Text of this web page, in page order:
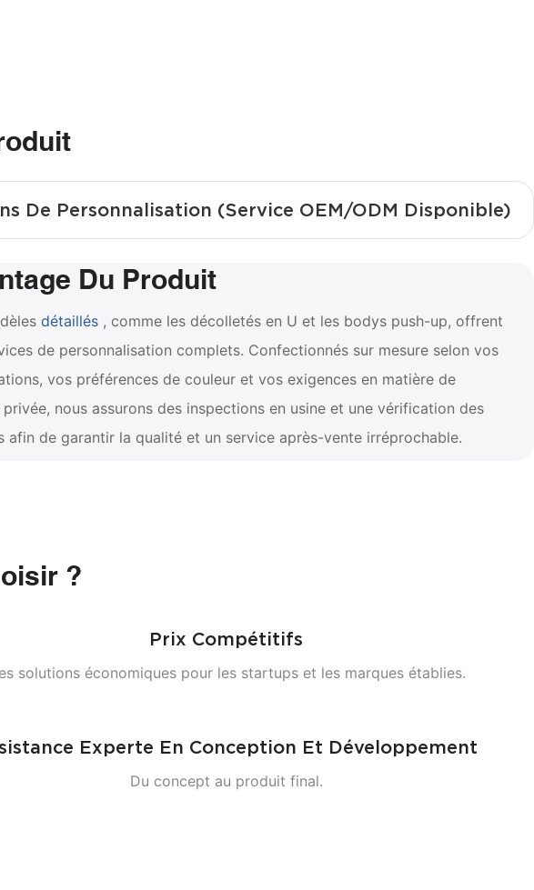
De Personnalisation (Service OEM/ODM Disponible)
Du Produit
détaillés, comme les décolletés en U et les bodys push-up, offrent
de personnalisation complets. Confectionnés sur mesure selon vos
vos préférences de couleur et vos exigences en matière de
privée, nous assurons des inspections en usine et une vérification des
afin de garantir la qualité et un service après-vente irréprochable.
?
Prix ​​compétitifs
solutions économiques pour les startups et les marques établies.
Experte En Conception Et Développement
Du concept au produit final.